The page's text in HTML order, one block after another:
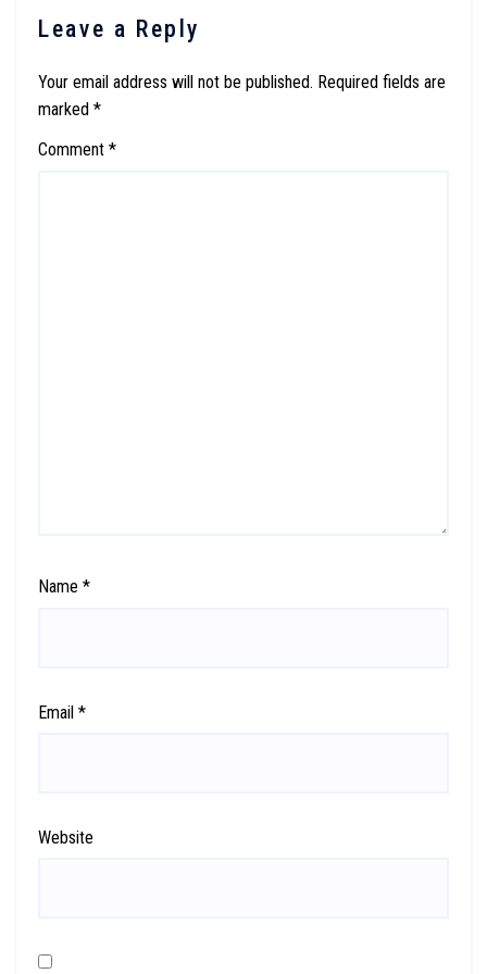
Leave a Reply
Your email address will not be published. Required fields are
marked *
Comment *
Name *
Email *
Website